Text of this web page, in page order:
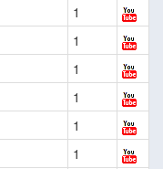
1
1
1
1
1
1